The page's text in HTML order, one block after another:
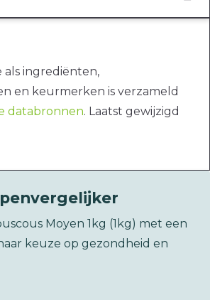
ingrediënten,
en keurmerken is verzameld
databronnen. Laatst gewijzigd
Moyen 1kg (1kg) met een
keuze op gezondheid en